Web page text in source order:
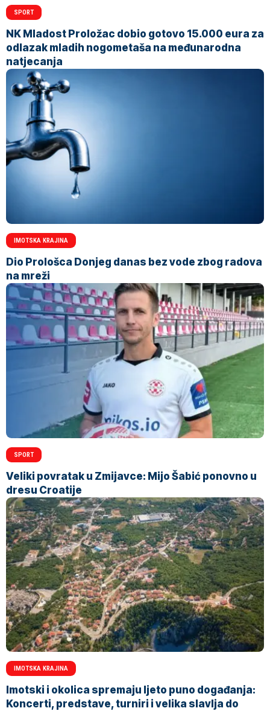
SPORT
NK Mladost Proložac dobio gotovo 15.000 eura za
odlazak mladih nogometaša na međunarodna
natjecanja
IMOTSKA KRAJINA
Dio Prološca Donjeg danas bez vode zbog radova
na mreži
SPORT
Veliki povratak u Zmijavce: Mijo Šabić ponovno u
dresu Croatije
IMOTSKA KRAJINA
Imotski i okolica spremaju ljeto puno događanja:
Koncerti, predstave, turniri i velika slavlja do